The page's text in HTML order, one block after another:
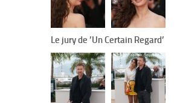
Le jury de ’Un Certain Regard’